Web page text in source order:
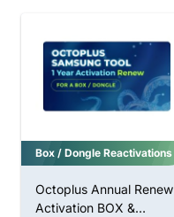
Box / Dongle Reactivations
Octoplus Annual Renew
Activation BOX &